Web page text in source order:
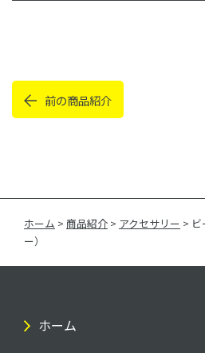
前の商品紹介
ホーム > 商品紹介 > アクセサリー >
ー）
ホーム